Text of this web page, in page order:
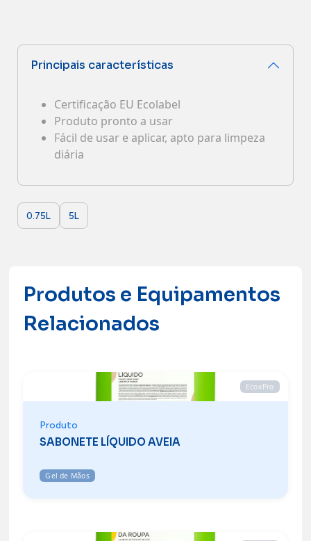
Distribuidores
Principais características
Certificação EU Ecolabel
Produto pronto a usar
Fácil de usar e aplicar, apto para limpeza
diária
0.75L 5L
Produtos e Equipamentos
Relacionados
EcoxPro
Produto
SABONETE LÍQUIDO AVEIA
Gel de Mãos